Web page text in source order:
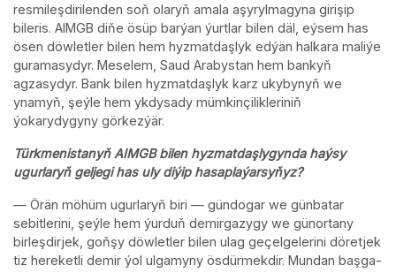
resmileşdirilenden soň olaryň amala aşyrylmagyna girişip
bileris. AIMGB diňe ösüp barýan ýurtlar bilen däl, eýsem has
ösen döwletler bilen hem hyzmatdaşlyk edýän halkara maliýe
guramasydyr. Meselem, Saud Arabystan hem bankyň
agzasydyr. Bank bilen hyzmatdaşlyk karz ukybynyň we
ynamyň, şeýle hem ykdysady mümkinçilikleriniň
ýokarydygyny görkezýär.
Türkmenistanyň AIMGB bilen hyzmatdaşlygynda haýsy
ugurlaryň geljegi has uly diýip hasaplaýarsyňyz?
— Örän möhüm ugurlaryň biri — gündogar we günbatar
sebitlerini, şeýle hem ýurduň demirgazygy we günortany
birleşdirjek, goňşy döwletler bilen ulag geçelgelerini döretjek
tiz hereketli demir ýol ulgamyny ösdürmekdir. Mundan başga-